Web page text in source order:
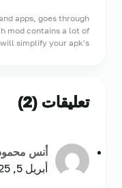
apps, goes through
mod contains a lot of
simplify your apk's.
تعليقات (2)
أنس
أبريل 5, 2025